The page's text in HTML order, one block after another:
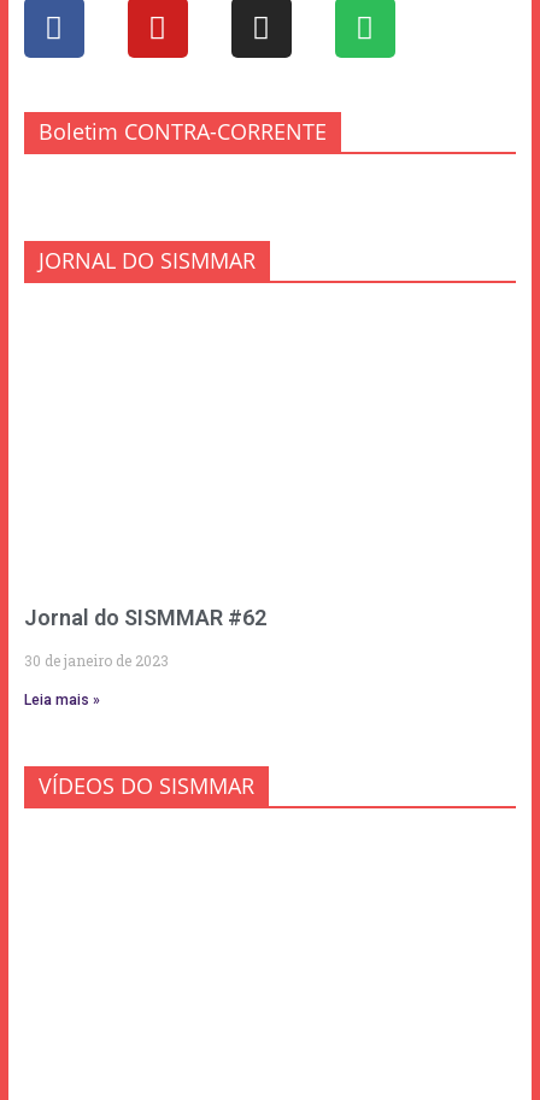
Boletim CONTRA-CORRENTE
JORNAL DO SISMMAR
Jornal do SISMMAR #62
30 de janeiro de 2023
Leia mais »
VÍDEOS DO SISMMAR